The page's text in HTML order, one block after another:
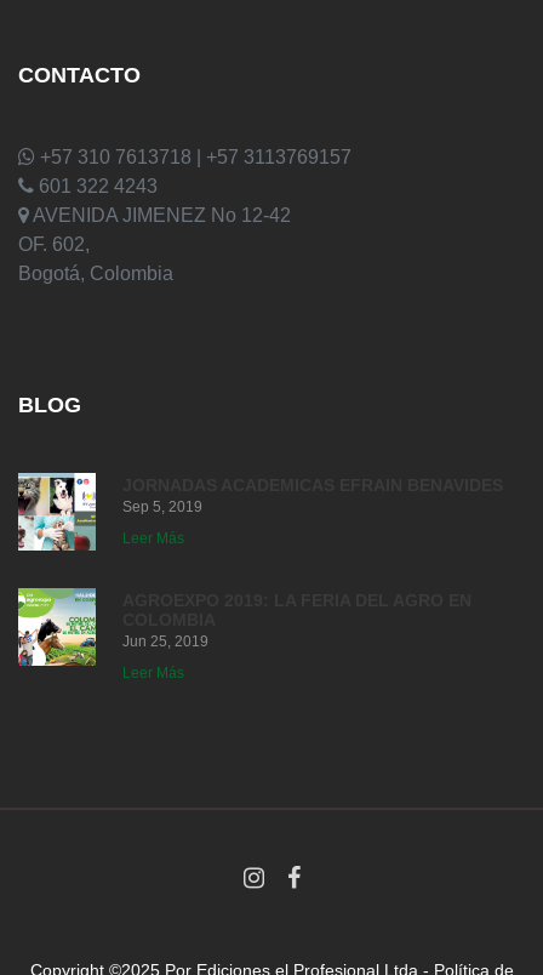
CONTACTO
+57 310 7613718 | +57 3113769157
601 322 4243
AVENIDA JIMENEZ No 12-42
OF. 602,
Bogotá, Colombia
BLOG
Sep 5, 2019
Leer Más
Jun 25, 2019
Leer Más
Copyright ©2025 Por Ediciones el Profesional Ltda - Política de